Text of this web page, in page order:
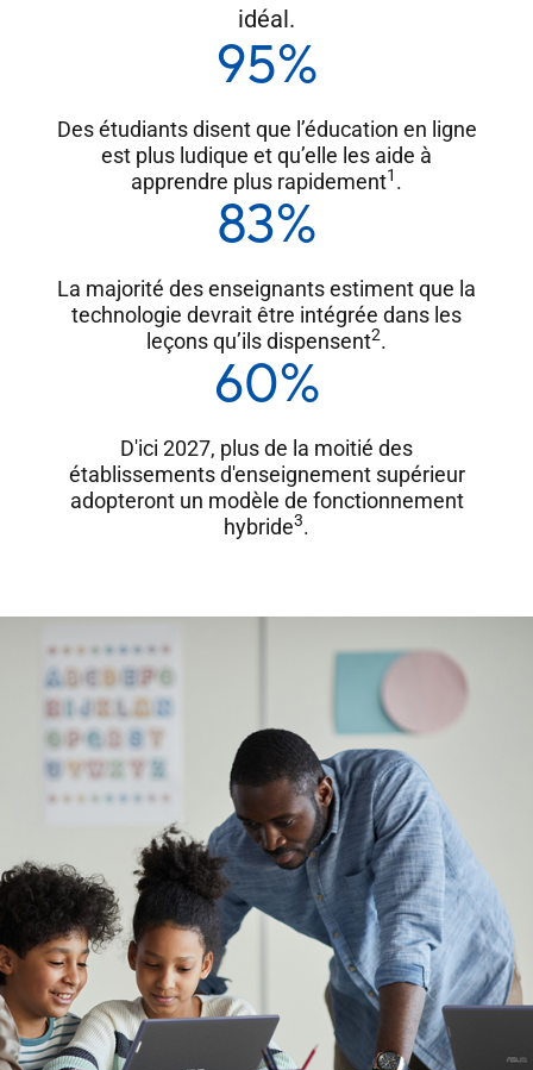
idéal.
95%
Des étudiants disent que l’éducation en ligne
est plus ludique et qu’elle les aide à
apprendre plus rapidement1 .
83%
La majorité des enseignants estiment que la
technologie devrait être intégrée dans les
leçons qu’ils dispensent2.
60%
D'ici 2027, plus de la moitié des
établissements d'enseignement supérieur
adopteront un modèle de fonctionnement
hybride3.